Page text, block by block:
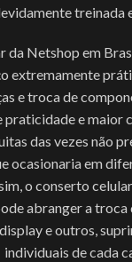
treinada
da Netshop em
extremamente
e troca de
praticidade e maior
das vezes não
ocasionaria em
o conserto
abranger a
e outros,
individuais de cada